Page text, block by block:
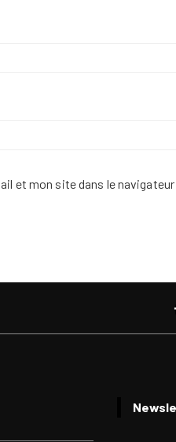
et mon site dans le